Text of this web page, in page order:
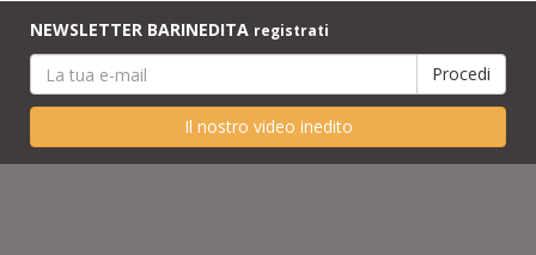
NEWSLETTER BARINEDITA registrati
Il nostro video inedito